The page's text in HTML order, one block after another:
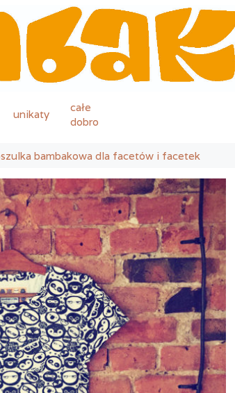
unikaty
całe
dobro
bambakowa dla facetów i facetek